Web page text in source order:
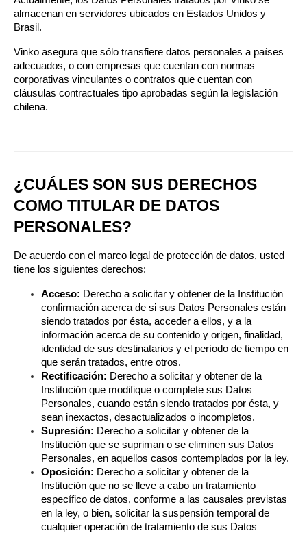
almacenan en servidores ubicados en Estados Unidos y
Brasil.
Vinko asegura que sólo transfiere datos personales a países
adecuados, o con empresas que cuentan con normas
corporativas vinculantes o contratos que cuentan con
cláusulas contractuales tipo aprobadas según la legislación
chilena.
¿CUÁLES SON SUS DERECHOS
COMO TITULAR DE DATOS
PERSONALES?
De acuerdo con el marco legal de protección de datos, usted
tiene los siguientes derechos:
Acceso: Derecho a solicitar y obtener de la Institución
confirmación acerca de si sus Datos Personales están
siendo tratados por ésta, acceder a ellos, y a la
información acerca de su contenido y origen, finalidad,
identidad de sus destinatarios y el período de tiempo en
que serán tratados, entre otros.
Rectificación: Derecho a solicitar y obtener de la
Institución que modifique o complete sus Datos
Personales, cuando están siendo tratados por ésta, y
sean inexactos, desactualizados o incompletos.
Supresión: Derecho a solicitar y obtener de la
Institución que se supriman o se eliminen sus Datos
Personales, en aquellos casos contemplados por la ley.
Oposición: Derecho a solicitar y obtener de la
Institución que no se lleve a cabo un tratamiento
específico de datos, conforme a las causales previstas
en la ley, o bien, solicitar la suspensión temporal de
cualquier operación de tratamiento de sus Datos